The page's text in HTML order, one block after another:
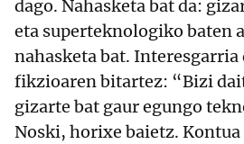
dago. Nahasketa bat da:
eta superteknologiko baten
nahasketa bat. Interesgarria
fikzioaren bitartez: “Bizi
gizarte bat gaur egungo
Noski, horixe baietz. Kontua